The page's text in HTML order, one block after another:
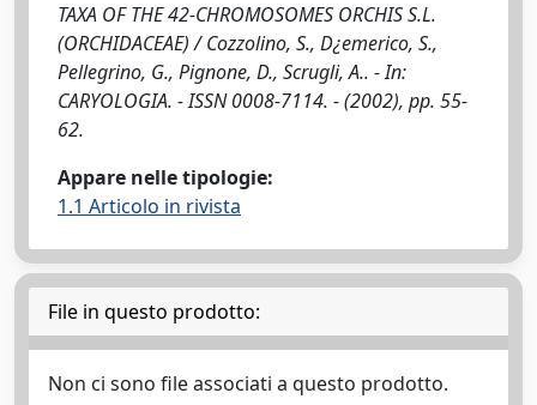
TAXA OF THE 42-CHROMOSOMES ORCHIS S.L.
(ORCHIDACEAE) / Cozzolino, S., D¿emerico, S.,
Pellegrino, G., Pignone, D., Scrugli, A.. - In:
CARYOLOGIA. - ISSN 0008-7114. - (2002), pp. 55-
62.
Appare nelle tipologie:
1.1 Articolo in rivista
File in questo prodotto:
Non ci sono file associati a questo prodotto.